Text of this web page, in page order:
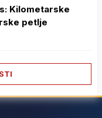
Kilometarske
petlje